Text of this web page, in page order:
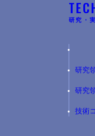
研究・
研究
研究
技術